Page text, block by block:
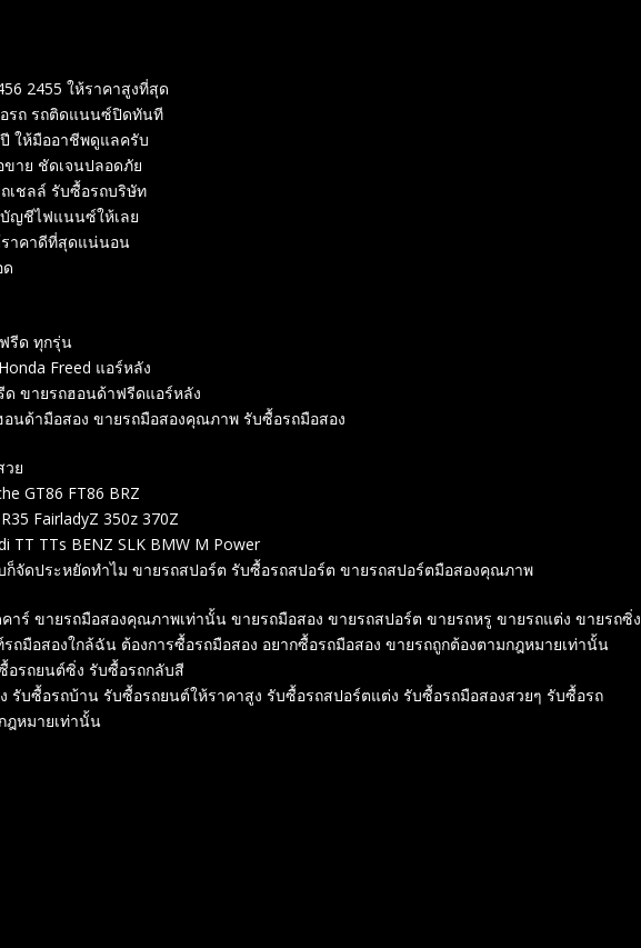
2455 ให้ราคาสูงที่สุด
รถ รถติดแนนซ์ปิดทันที
ให้มืออาชีพดูแลครับ
าย ชัดเจนปลอดภัย
เชลล์ รับซื้อรถบริษัท
ญชีไฟแนนซ์ให้เลย
ราคาดีที่สุดแน่นอน
รีด ทุกรุ่น
Freed แอร์หลัง
ขายรถฮอนด้าฟรีดแอร์หลัง
นด้ามือสอง ขายรถมือสองคุณภาพ รับซื้อรถมือสอง
ย
GT86 FT86 BRZ
FairladyZ 350z 370Z
TT TTs BENZ SLK BMW M Power
บก็จัดประหยัดทำไม ขายรถสปอร์ต รับซื้อรถสปอร์ต ขายรถสปอร์ตมือสองคุณภาพ
าร์ ขายรถมือสองคุณภาพเท่านั้น ขายรถมือสอง ขายรถสปอร์ต ขายรถหรู ขายรถแต่ง ขายรถซิ่ง
ถมือสองใกล้ฉัน ต้องการซื้อรถมือสอง อยากซื้อรถมือสอง ขายรถถูกต้องตามกฎหมายเท่านั้น
อรถยนต์ซิ่ง รับซื้อรถกลับสี
รับซื้อรถบ้าน รับซื้อรถยนต์ให้ราคาสูง รับซื้อรถสปอร์ตแต่ง รับซื้อรถมือสองสวยๆ รับซื้อรถ
ฎหมายเท่านั้น